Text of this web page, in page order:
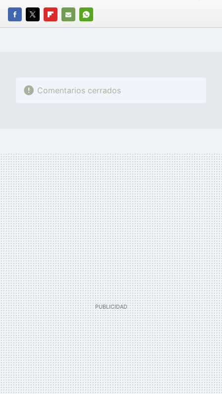
FACEBOOK
TWITTERFLIPBOARD
E-
WHATSAPP
Comentarios cerrados